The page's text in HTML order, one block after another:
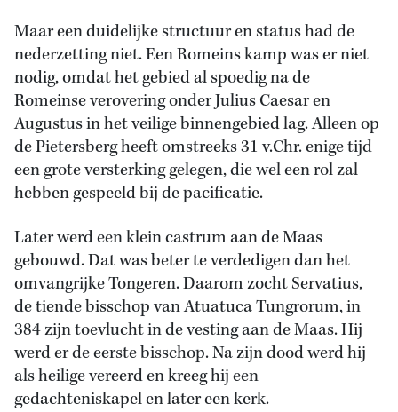
Maar een duidelijke structuur en status had de
nederzetting niet. Een Romeins kamp was er niet
nodig, omdat het gebied al spoedig na de
Romeinse verovering onder Julius Caesar en
Augustus in het veilige binnengebied lag. Alleen op
de Pietersberg heeft omstreeks 31 v.Chr. enige tijd
een grote versterking gelegen, die wel een rol zal
hebben gespeeld bij de pacificatie.
Later werd een klein castrum aan de Maas
gebouwd. Dat was beter te verdedigen dan het
omvangrijke Tongeren. Daarom zocht Servatius,
de tiende bisschop van Atuatuca Tungrorum, in
384 zijn toevlucht in de vesting aan de Maas. Hij
werd er de eerste bisschop. Na zijn dood werd hij
als heilige vereerd en kreeg hij een
gedachteniskapel en later een kerk.